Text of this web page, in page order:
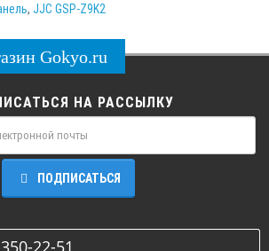
, JJC GSP-Z9K2
Gokyo.ru
НА РАССЫЛКУ
ПОДПИСАТЬСЯ
22-51